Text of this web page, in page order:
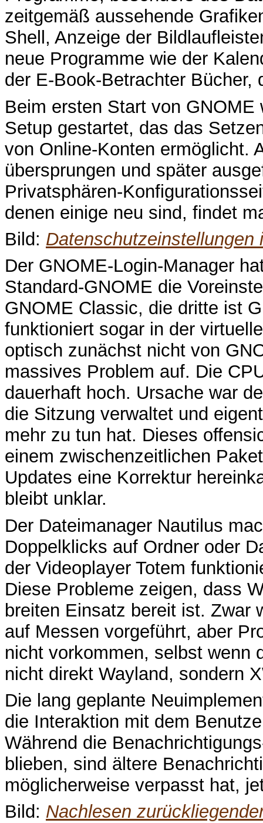
zeitgemäß aussehende
Shell, Anzeige der
neue Programme wie der
der E-Book-Betrachter
Beim ersten Start von
Setup gestartet, das das
von Online-Konten ermöglicht.
übersprungen und später
Privatsphären-
denen einige neu sind, findet
Bild:
Der GNOME-Login-Manager
Standard-GNOME die
GNOME Classic, die dritte ist
funktioniert sogar in der
optisch zunächst nicht von
massives Problem auf. Die
dauerhaft hoch. Ursache war
die Sitzung verwaltet und
mehr zu tun hat. Dieses
einem zwischenzeitlichen
Updates eine Korrektur
bleibt unklar.
Der Dateimanager Nautilus
Doppelklicks auf Ordner oder
der Videoplayer Totem
Diese Probleme zeigen, dass
breiten Einsatz bereit ist. Zwar
auf Messen vorgeführt, aber
nicht vorkommen, selbst wenn
nicht direkt Wayland, sondern
Die lang geplante
die Interaktion mit dem
Während die
blieben, sind ältere
möglicherweise verpasst hat,
Bild: Nachlesen